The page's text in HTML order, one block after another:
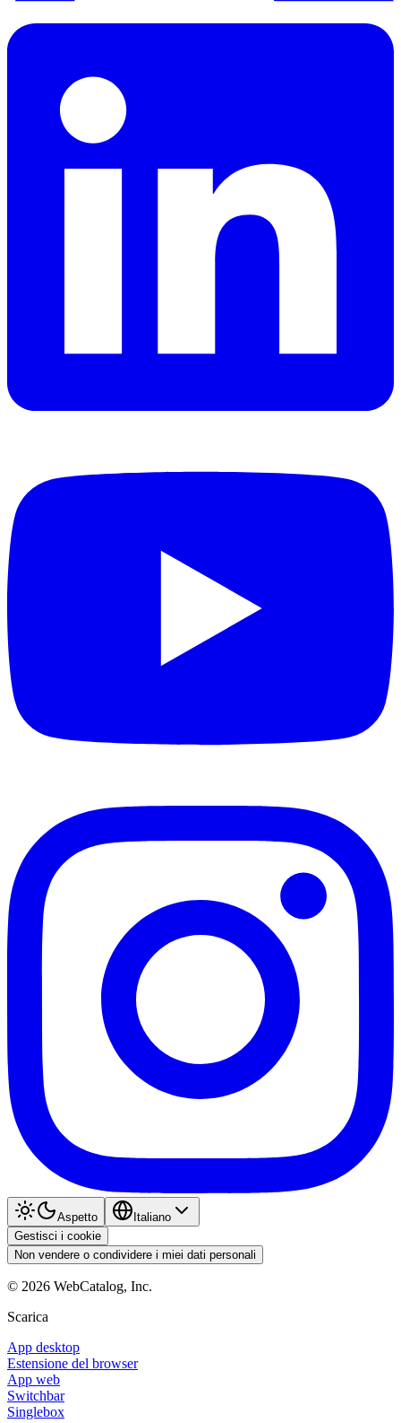
Aspetto
Italiano
Gestisci i cookie
Non vendere o condividere i miei dati personali
© 2026 WebCatalog, Inc.
Scarica
App desktop
Estensione del browser
App web
Switchbar
Singlebox